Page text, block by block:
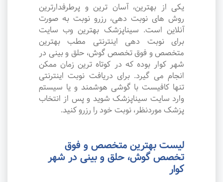
یکی از بهترین، آسان ترین و پرطرفدارترین
روش های نوبت دهی، رزرو نوبت به صورت
آنلاین است. سیناپزشک بهترین وب سایت
برای نوبت دهی اینترنتی مطب بهترین
متخصص و فوق تخصص گوش، حلق و بینی در
شهر کوار بوده که در کوتاه ترین زمان ممکن
انجام می گیرد. برای دریافت نوبت اینترنتی
تنها کافیست با گوشی هوشمند و یا سیستم
وارد سایت سیناپزشک شوید و پس از انتخاب
پزشک موردنظر، نوبت خود را رزرو کنید.
لیست بهترین متخصص و فوق
تخصص گوش، حلق و بینی در شهر
کوار